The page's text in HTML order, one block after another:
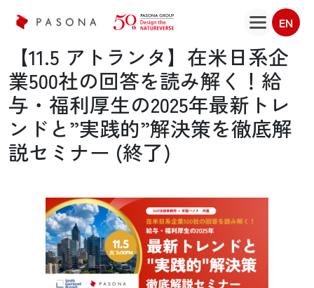
EN
【11.5 アトランタ】在米日系企
業500社の回答を読み解く！給
与・福利厚生の2025年最新トレ
ンドと”実践的”解決策を徹底解
説セミナー (終了)